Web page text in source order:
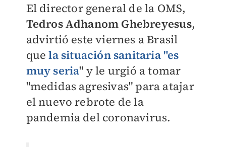
El director general de la OMS,
Tedros Adhanom Ghebreyesus,
advirtió este viernes a Brasil
quela situación sanitaria "es
muy seria" y le urgió a tomar
"medidas agresivas" para atajar
el nuevo rebrote de la
pandemia del coronavirus.